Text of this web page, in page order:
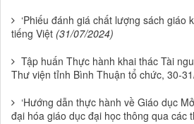
‘Phiếu đánh giá chất lượng sách giáo
tiếng Việt (31/07/2024)
Tập huấn Thực hành khai thác Tài
Thư viện tỉnh Bình Thuận tổ chức, 30-
‘Hướng dẫn thực hành về Giáo dục
đại hóa giáo dục đại học thông qua các